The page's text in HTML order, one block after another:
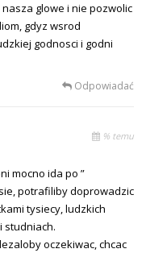
glowe i nie pozwolic
gdyz wsrod
godnosci i godni
Odpowiadać
% temu
mocno ida po ”
potrafiliby doprowadzic
tysiecy, ludzkich
studniach.
oczekiwac, chcac